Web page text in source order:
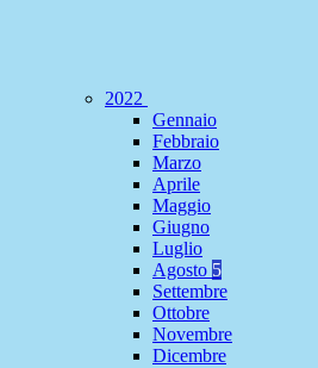
2022
Gennaio
Febbraio
Marzo
Aprile
Maggio
Giugno
Luglio
Agosto 5
Settembre
Ottobre
Novembre
Dicembre